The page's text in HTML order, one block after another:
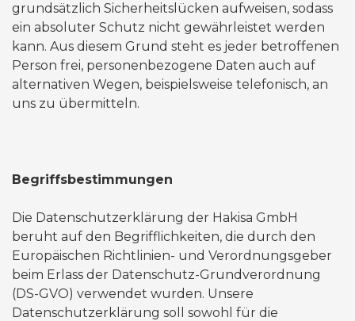
grundsätzlich Sicherheitslücken aufweisen, sodass
ein absoluter Schutz nicht gewährleistet werden
kann. Aus diesem Grund steht es jeder betroffenen
Person frei, personenbezogene Daten auch auf
alternativen Wegen, beispielsweise telefonisch, an
uns zu übermitteln.
Begriffsbestimmungen
Die Datenschutzerklärung der Hakisa GmbH
beruht auf den Begrifflichkeiten, die durch den
Europäischen Richtlinien- und Verordnungsgeber
beim Erlass der Datenschutz-Grundverordnung
(DS-GVO) verwendet wurden. Unsere
Datenschutzerklärung soll sowohl für die